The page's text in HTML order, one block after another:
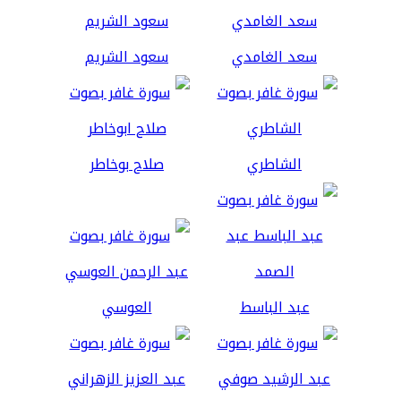
سعد الغامدي سعود الشريم
الشاطري صلاح بوخاطر
عبد الباسط العوسي